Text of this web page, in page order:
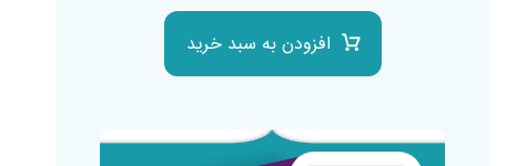
افزودن به سبد خرید